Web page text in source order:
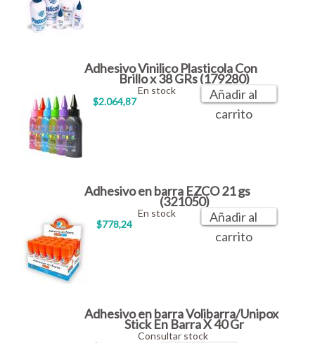
Adhesivo Vinilico Plasticola Con
Brillo x 38 GRs (179280)
$2.064,87
En stock
Añadir al
carrito
Adhesivo en barra EZCO 21 gs
(321050)
$778,24
En stock
Añadir al
carrito
Adhesivo en barra Volibarra/Unipox
Stick En Barra X 40 Gr
Consultar stock